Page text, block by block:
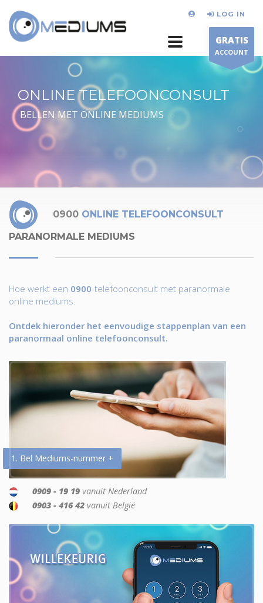
LOG IN
GRATIS
ACCOUNT
ONLINE TELEFOONCONSULT
BELLEN MET ONLINE MEDIUMS
0900 ONLINE TELEFOONCONSULT
PARANORMALE MEDIUMS
Hoe werkt een 0900-telefoonconsult met paranormale
online mediums.
Ontdek hieronder het eenvoudige stappenplan van een
paranormaal online telefoonconsult.
1. Bel Mediums-nummer +
0909 - 19 19 vanuit Nederland
0903 - 416 42 vanuit België